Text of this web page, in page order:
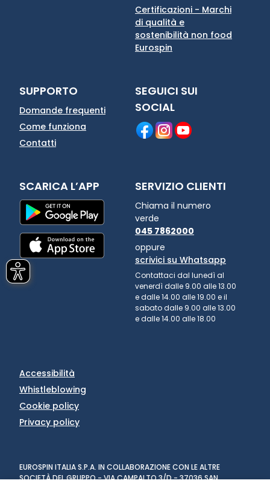
Certificazioni - Marchi
di qualità e
sostenibilità non food
Eurospin
SUPPORTO
Domande frequenti
Come funziona
Contatti
SEGUICI SUI
SOCIAL
SCARICA L’APP SERVIZIO CLIENTI
Chiama il numero
verde
045 7862000
oppure
scrivici su Whatsapp
Contattaci dal lunedì al
venerdì dalle 9.00 alle 13.00
e dalle 14.00 alle 19.00 e il
sabato dalle 9.00 alle 13.00
e dalle 14.00 alle 18.00
Accessibilità
Whistleblowing
Cookie policy
Privacy policy
EUROSPIN ITALIA S.P.A. IN COLLABORAZIONE CON LE ALTRE
SOCIETÀ DEL GRUPPO - VIA CAMPALTO 3/D - 37036 SAN